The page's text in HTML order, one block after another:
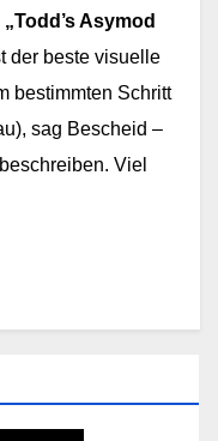
Asymod
der beste visuelle
bestimmten Schritt
sag Bescheid –
Viel